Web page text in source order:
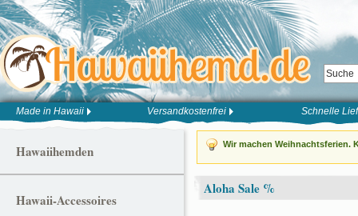
Made in Hawaii Versandkostenfrei Schnelle
Wir machen Weihnachtsferien.
Aloha Sale %
Hawaiihemden
Hawaii-Accessoires